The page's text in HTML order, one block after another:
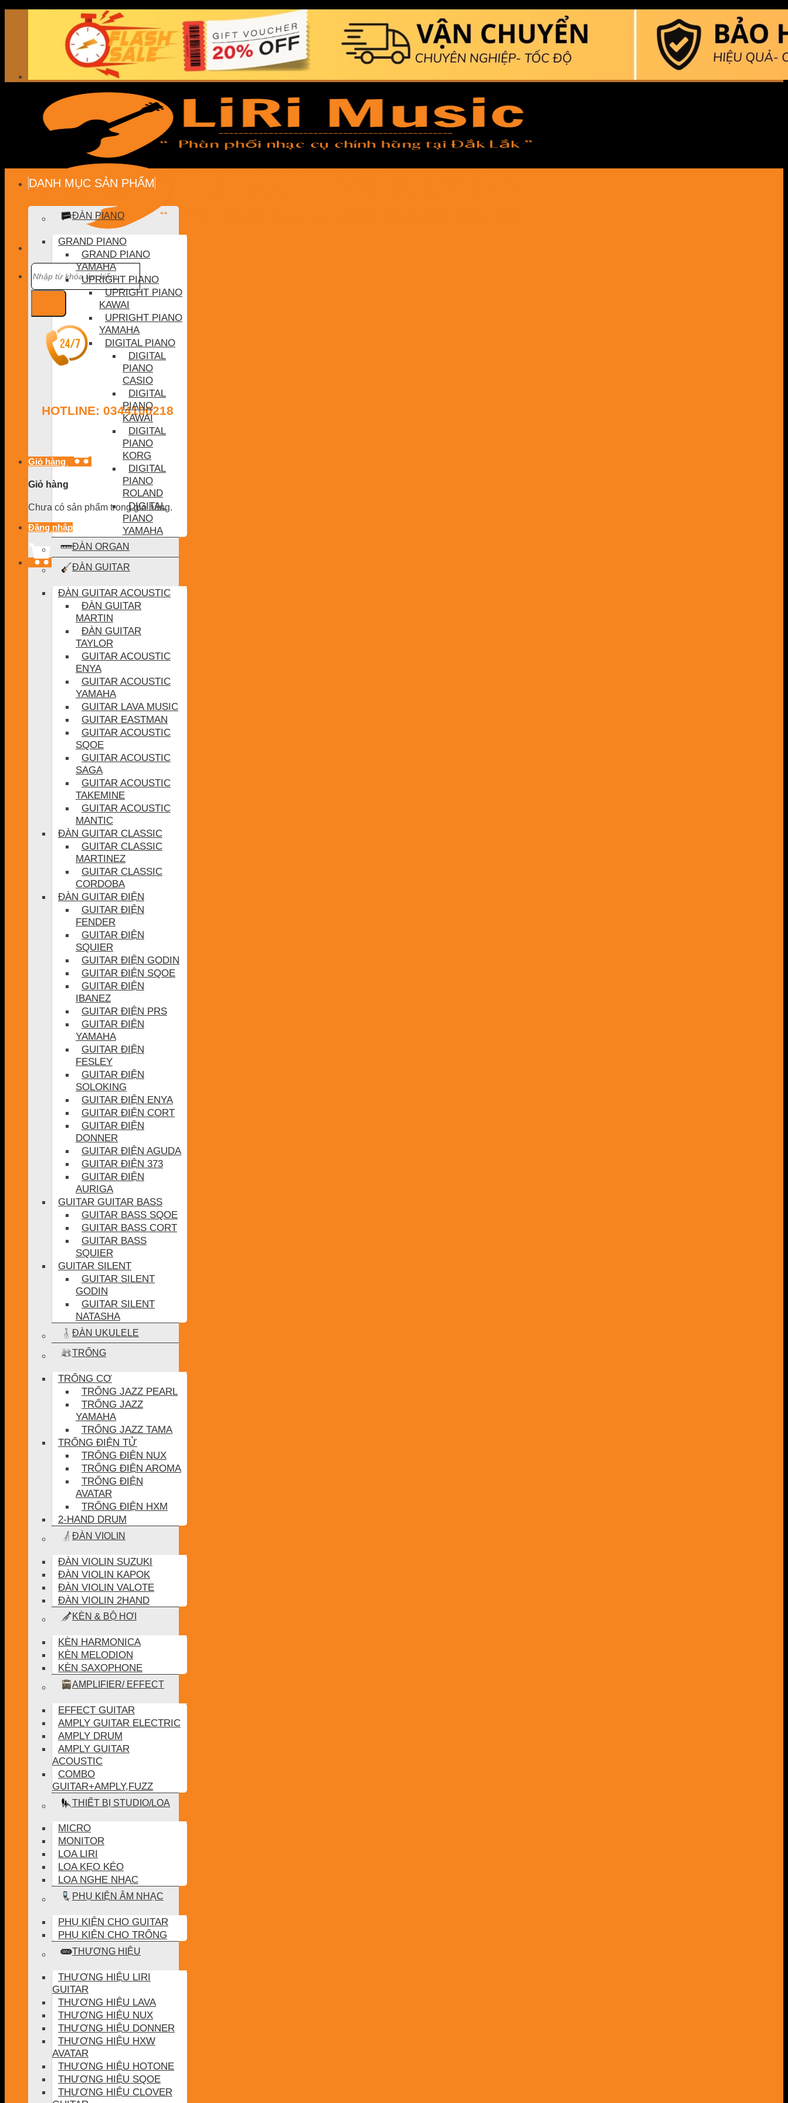
Tìm
kiếm:
HOTLINE: 0344100218
Giỏ hàng
Giỏ hàng
Chưa có sản phẩm trong giỏ hàng.
Đăng nhập
DANH MỤC SẢN PHẨM
ĐÀN PIANO
GRAND PIANO
GRAND PIANO
YAMAHA
UPRIGHT PIANO
UPRIGHT PIANO
KAWAI
UPRIGHT PIANO
YAMAHA
DIGITAL PIANO
DIGITAL
PIANO
CASIO
DIGITAL
PIANO
KAWAI
DIGITAL
PIANO
KORG
DIGITAL
PIANO
ROLAND
DIGITAL
PIANO
YAMAHA
ĐÀN ORGAN
ĐÀN GUITAR
ĐÀN GUITAR ACOUSTIC
ĐÀN GUITAR
MARTIN
ĐÀN GUITAR
TAYLOR
GUITAR ACOUSTIC
ENYA
GUITAR ACOUSTIC
YAMAHA
GUITAR LAVA MUSIC
GUITAR EASTMAN
GUITAR ACOUSTIC
SQOE
GUITAR ACOUSTIC
SAGA
GUITAR ACOUSTIC
TAKEMINE
GUITAR ACOUSTIC
MANTIC
ĐÀN GUITAR CLASSIC
GUITAR CLASSIC
MARTINEZ
GUITAR CLASSIC
CORDOBA
ĐÀN GUITAR ĐIỆN
GUITAR ĐIỆN
FENDER
GUITAR ĐIỆN
SQUIER
GUITAR ĐIỆN GODIN
GUITAR ĐIỆN SQOE
GUITAR ĐIỆN
IBANEZ
GUITAR ĐIỆN PRS
GUITAR ĐIỆN
YAMAHA
GUITAR ĐIỆN
FESLEY
GUITAR ĐIỆN
SOLOKING
GUITAR ĐIỆN ENYA
GUITAR ĐIỆN CORT
GUITAR ĐIỆN
DONNER
GUITAR ĐIỆN AGUDA
GUITAR ĐIỆN 373
GUITAR ĐIỆN
AURIGA
GUITAR GUITAR BASS
GUITAR BASS SQOE
GUITAR BASS CORT
GUITAR BASS
SQUIER
GUITAR SILENT
GUITAR SILENT
GODIN
GUITAR SILENT
NATASHA
ĐÀN UKULELE
TRỐNG
TRỐNG CƠ
TRỐNG JAZZ PEARL
TRỐNG JAZZ
YAMAHA
TRỐNG JAZZ TAMA
TRỐNG ĐIỆN TỬ
TRỐNG ĐIỆN NUX
TRỐNG ĐIỆN AROMA
TRỐNG ĐIỆN
AVATAR
TRỐNG ĐIỆN HXM
2-HAND DRUM
ĐÀN VIOLIN
ĐÀN VIOLIN SUZUKI
ĐÀN VIOLIN KAPOK
ĐÀN VIOLIN VALOTE
ĐÀN VIOLIN 2HAND
KÈN & BỘ HƠI
KÈN HARMONICA
KÈN MELODION
KÈN SAXOPHONE
AMPLIFIER/ EFFECT
EFFECT GUITAR
AMPLY GUITAR ELECTRIC
AMPLY DRUM
AMPLY GUITAR
ACOUSTIC
COMBO
GUITAR+AMPLY,FUZZ
THIẾT BỊ STUDIO/LOA
MICRO
MONITOR
LOA LIRI
LOA KẸO KÉO
LOA NGHE NHẠC
PHỤ KIỆN ÂM NHẠC
PHỤ KIỆN CHO GUITAR
PHỤ KIỆN CHO TRỐNG
THƯƠNG HIỆU
THƯƠNG HIỆU LIRI
GUITAR
THƯƠNG HIỆU LAVA
THƯƠNG HIỆU NUX
THƯƠNG HIỆU DONNER
THƯƠNG HIỆU HXW
AVATAR
THƯƠNG HIỆU HOTONE
THƯƠNG HIỆU SQOE
THƯƠNG HIỆU CLOVER